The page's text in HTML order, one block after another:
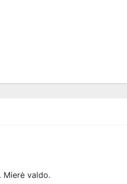
valdo.